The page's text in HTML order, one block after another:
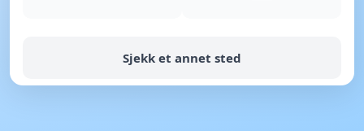
Sjekk et annet sted